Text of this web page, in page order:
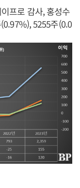
프로 감사, 홍성수
5255주(0.0